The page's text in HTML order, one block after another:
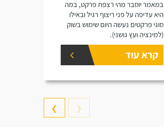
במאמר יוסבר מהי רצפת פרקט, במה
היא עדיפה על פני ריצוף רגיל ובאילו
סוגי פרקטים נעשה היום שימוש בשוק
(למינציה ועץ גושני).
קרא עוד
❮
❯